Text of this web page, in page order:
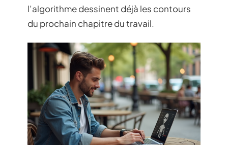
l’algorithme dessinent déjà les contours
du prochain chapitre du travail.